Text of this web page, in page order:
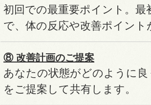
初回での最重要ポイント。 最
で、 体の反応や改善ポイント
⑧ 改善計画のご提案
あなたの状態がどのように良
をご提案して共有します。